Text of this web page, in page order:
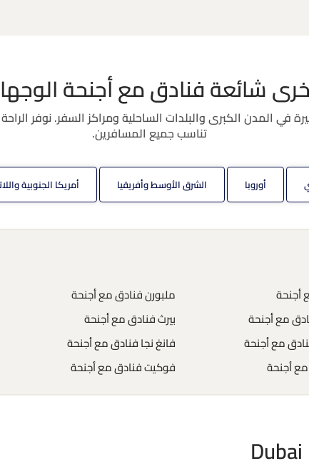
شائعة فنادق مع أجنحة
المدن الكبرى والبلدات الساحلية ومراكز السفر. نوفر
تناسب جميع المسافرين.
أوروبا الشرق الأوسط وأفريقيا أمريكا الجنوبية
أجنحة
مع أجنحة
مع أجنحة
أجنحة
ملبورن فنادق مع أجنحة
بيرث فنادق مع أجنحة
فانغ نجا فنادق مع أجنحة
فوكيت فنادق مع أجنحة